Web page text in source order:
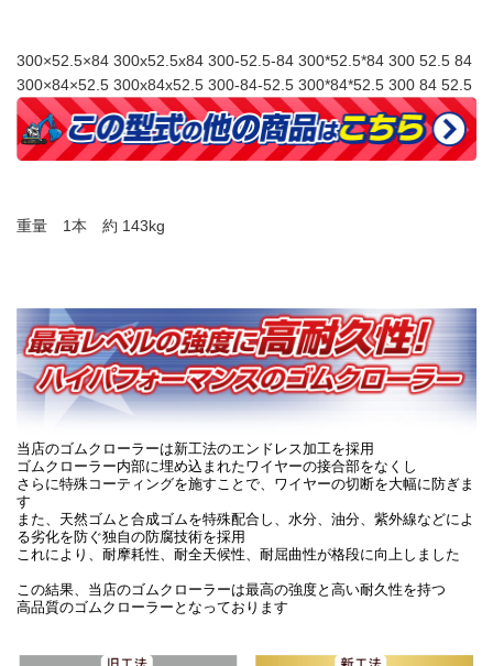
300×52.5×84 300x52.5x84 300-52.5-84 300*52.5*84 300 52.5 84
300×84×52.5 300x84x52.5 300-84-52.5 300*84*52.5 300 84 52.5
重量 1本 約 143kg
当店のゴムクローラーは新工法のエンドレス加工を採用
ゴムクローラー内部に埋め込まれたワイヤーの接合部をなくし
さらに特殊コーティングを施すことで、ワイヤーの切断を大幅に防ぎま
す
また、天然ゴムと合成ゴムを特殊配合し、水分、油分、紫外線などによ
る劣化を防ぐ独自の防腐技術を採用
これにより、耐摩耗性、耐全天候性、耐屈曲性が格段に向上しました
この結果、当店のゴムクローラーは最高の強度と高い耐久性を持つ
高品質のゴムクローラーとなっております